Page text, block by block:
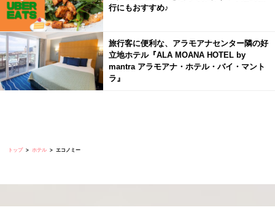
行にもおすすめ♪
旅行客に便利な、アラモアナセンター隣の好
立地ホテル『ALA MOANA HOTEL by
mantra アラモアナ・ホテル・バイ・マント
ラ』
トップ ホテル エコノミー